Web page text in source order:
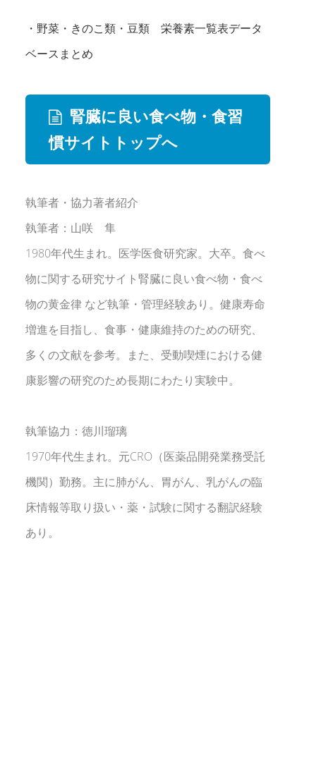
・野菜・きのこ類・豆類 栄養素一覧表データ
ベースまとめ
腎臓に良い食べ物・食習
慣サイトトップへ
執筆者・協力著者紹介
執筆者：山咲 隼
1980年代生まれ。医学医食研究家。大卒。食べ
物に関する研究サイト腎臓に良い食べ物・食べ
物の黄金律 など執筆・管理経験あり。健康寿命
増進を目指し、食事・健康維持のための研究、
多くの文献を参考。また、受動喫煙における健
康影響の研究のため長期にわたり実験中。
執筆協力：徳川瑠璃
1970年代生まれ。元CRO（医薬品開発業務受託
機関）勤務。主に肺がん、胃がん、乳がんの臨
床情報等取り扱い・薬・試験に関する翻訳経験
あり。